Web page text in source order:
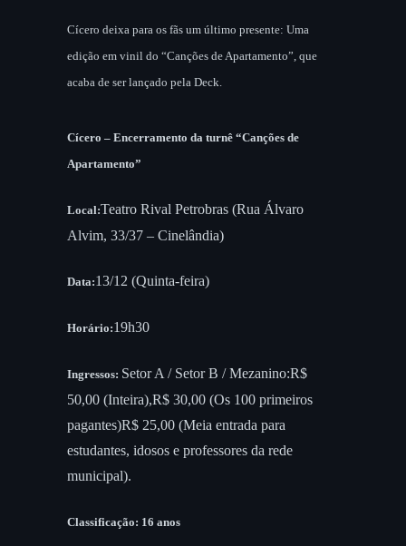
Cícero deixa para os fãs um último presente: Uma
edição em vinil do “Canções de Apartamento”, que
acaba de ser lançado pela Deck.
Cícero – Encerramento da turnê “Canções de
Apartamento”
Local:Teatro Rival Petrobras (Rua Álvaro
Alvim, 33/37 – Cinelândia)
Data:13/12 (Quinta-feira)
Horário:19h30
Ingressos: Setor A / Setor B / Mezanino:R$
50,00 (Inteira),R$ 30,00 (Os 100 primeiros
pagantes)R$ 25,00 (Meia entrada para
estudantes, idosos e professores da rede
municipal).
Classificação: 16 anos